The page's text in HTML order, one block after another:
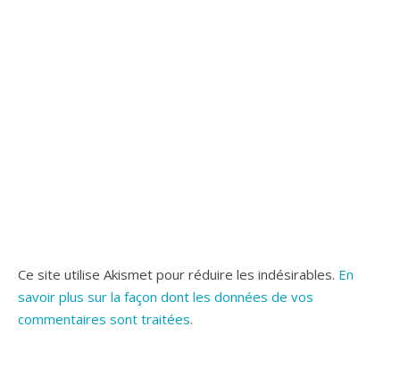
Ce site utilise Akismet pour réduire les indésirables. En
savoir plus sur la façon dont les données de vos
commentaires sont traitées.